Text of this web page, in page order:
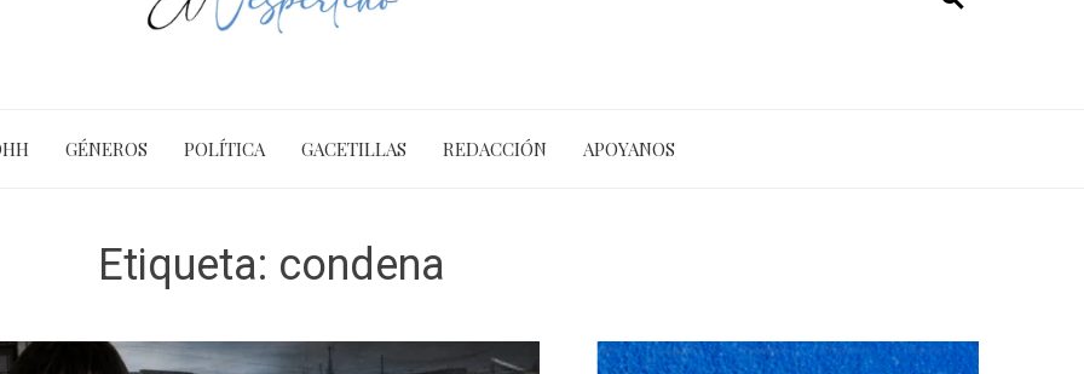
GÉNEROS POLÍTICA GACETILLAS REDACCIÓN APOYANOS
Etiqueta: condena